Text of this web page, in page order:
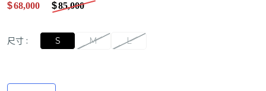
$68,000 $85,000.00
尺寸 : S M L